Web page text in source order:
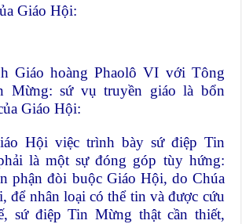
Giáo Hội:
Giáo hoàng Phaolô VI với Tông
Mừng: sứ vụ truyền giáo là bổn
Giáo Hội:
Hội việc trình bày sứ điệp Tin
là một sự đóng góp tùy hứng:
phận đòi buộc Giáo Hội, do Chúa
để nhân loại có thể tin và được cứu
sứ điệp Tin Mừng thật cần thiết,